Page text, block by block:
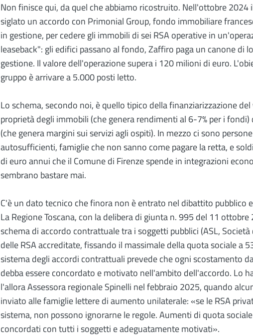
Non finisce qui, da quel che abbiamo ricostruito. Nell'ottobre 2024
siglato un accordo con Primonial Group, fondo immobiliare
in gestione, per cedere gli immobili di sei RSA operative in
leaseback": gli edifici passano al fondo, Zaffiro paga un canone di
gestione. Il valore dell'operazione supera i 120 milioni di euro.
gruppo è arrivare a 5.000 posti letto.
Lo schema, secondo noi, è quello tipico della finanziarizzazione
proprietà degli immobili (che genera rendimenti al 6-7% per i
(che genera margini sui servizi agli ospiti). In mezzo ci sono
autosufficienti, famiglie che non sanno come pagare la retta, e
di euro annui che il Comune di Firenze spende in integrazioni
sembrano bastare mai.
C'è un dato tecnico che finora non è entrato nel dibattito pubblico
La Regione Toscana, con la delibera di giunta n. 995 del 11
schema di accordo contrattuale tra i soggetti pubblici (ASL,
delle RSA accreditate, fissando il massimale della quota sociale a
sistema degli accordi contrattuali prevede che ogni scostamento
debba essere concordato e motivato nell'ambito dell'accordo. Lo
l'allora Assessora regionale Spinelli nel febbraio 2025, quando
inviato alle famiglie lettere di aumento unilaterale: «se le RSA
sistema, non possono ignorarne le regole. Aumenti di quota
concordati con tutti i soggetti e adeguatamente motivati».